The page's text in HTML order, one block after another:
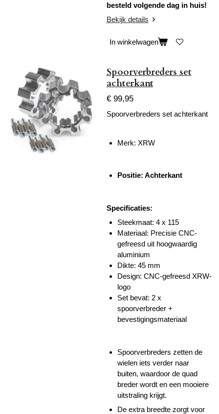
besteld volgende dag in huis!
Bekijk details
In winkelwagen
Spoorverbreders set
achterkant
€ 99,95
Spoorverbreders set achterkant
Merk: XRW
Positie: Achterkant
Specificaties:
Steekmaat: 4 x 115
Materiaal: Precisie CNC-
gefreesd uit hoogwaardig
aluminium
Dikte: 45 mm
Design: CNC-gefreesd XRW-
logo
Set bevat: 2 x
spoorverbreder +
bevestigingsmateriaal
Spoorverbreders zetten de
wielen iets verder naar
buiten, waardoor de quad
breder wordt en een mooiere
uitstraling krijgt.
De extra breedte zorgt voor